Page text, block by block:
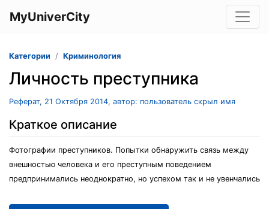
MyUniverCity
Категории Криминология
Личность преступника
Реферат, 21 Октября 2014, автор: пользователь скрыл имя
Краткое описание
Фотографии преступников. Попытки обнаружить связь между
внешностью человека и его преступным поведением
предпринимались неоднократно, но успехом так и не увенчались